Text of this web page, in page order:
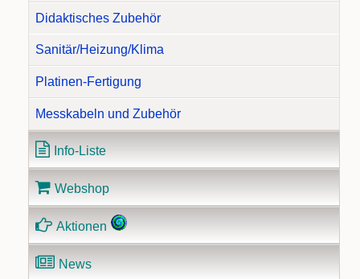
Didaktisches Zubehör
Sanitär/Heizung/Klima
Platinen-Fertigung
Messkabeln und Zubehör
Info-Liste
Webshop
Aktionen
News